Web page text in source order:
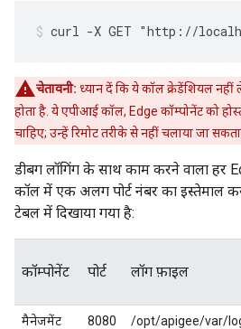
curl -X GET "http://
चेतावनी: ध्यान दें कि ये कॉल क्रेडेंशियल
होता है. ये एपीआई कॉल, Edge कॉम्पोनेंट को
चाहिए; उन्हें रिमोट तरीके से नहीं चलाया जा सकता.
डीबग लॉगिंग के साथ काम करने वाला हर
कॉल में एक अलग पोर्ट नंबर का इस्तेमाल
टेबल में दिखाया गया है:
कॉम्पोनेंट पोर्ट लॉग फ़ाइल
मैनेजमेंट
8080
/opt/apigee/var/